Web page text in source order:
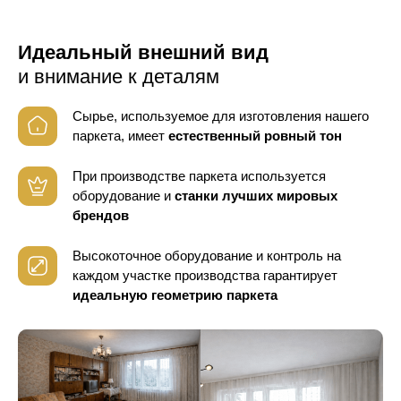
Идеальный внешний вид
и внимание к деталям
Сырье, используемое для изготовления нашего
паркета, имеет естественный ровный тон
При производстве паркета используется
оборудование и станки лучших мировых
брендов
Высокоточное оборудование и контроль на
каждом участке производства гарантирует
идеальную геометрию паркета